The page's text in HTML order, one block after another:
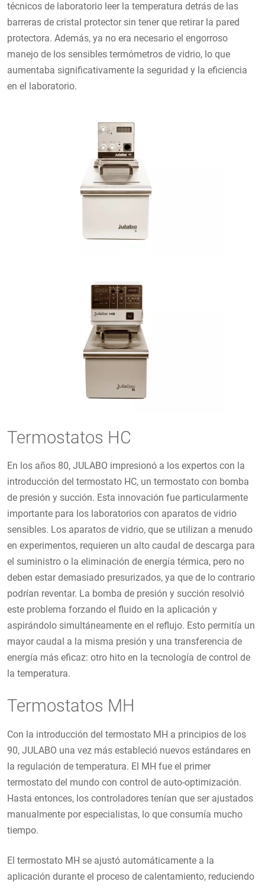
técnicos de laboratorio leer la temperatura detrás de las
barreras de cristal protector sin tener que retirar la pared
protectora. Además, ya no era necesario el engorroso
manejo de los sensibles termómetros de vidrio, lo que
aumentaba significativamente la seguridad y la eficiencia
en el laboratorio.
Termostatos HC
En los años 80, JULABO impresionó a los expertos con la
introducción del termostato HC, un termostato con bomba
de presión y succión. Esta innovación fue particularmente
importante para los laboratorios con aparatos de vidrio
sensibles. Los aparatos de vidrio, que se utilizan a menudo
en experimentos, requieren un alto caudal de descarga para
el suministro o la eliminación de energía térmica, pero no
deben estar demasiado presurizados, ya que de lo contrario
podrían reventar. La bomba de presión y succión resolvió
este problema forzando el fluido en la aplicación y
aspirándolo simultáneamente en el reflujo. Esto permitía un
mayor caudal a la misma presión y una transferencia de
energía más eficaz: otro hito en la tecnología de control de
la temperatura.
Termostatos MH
Con la introducción del termostato MH a principios de los
90, JULABO una vez más estableció nuevos estándares en
la regulación de temperatura. El MH fue el primer
termostato del mundo con control de auto-optimización.
Hasta entonces, los controladores tenían que ser ajustados
manualmente por especialistas, lo que consumía mucho
tiempo.
El termostato MH se ajustó automáticamente a la
aplicación durante el proceso de calentamiento, reduciendo